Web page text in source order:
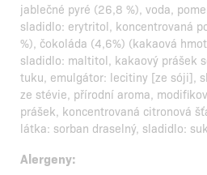
jablečné pyré (26,8 %), voda,
sladidlo: erytritol, koncentrovaná
%), čokoláda (4,6%) (kakaová
sladidlo: maltitol, kakaový prášek
tuku, emulgátor: lecitiny [ze sóji],
ze stévie, přírodní aroma,
prášek, koncentrovaná citronová
látka: sorban draselný, sladidlo:
Alergeny: